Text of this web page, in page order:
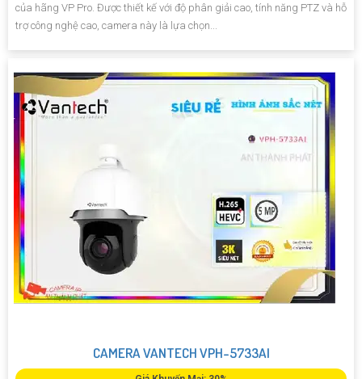
của hãng VP Pro. Được thiết kế với độ phân giải cao, tính năng PTZ và hỗ
trợ công nghệ cao, camera này là lựa chọn...
CAMERA VANTECH VPH-5733AI